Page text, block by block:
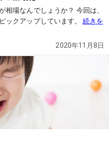
相場なんでしょうか？ 今回は、
ックアップしています。
続きを
2020年11月8日